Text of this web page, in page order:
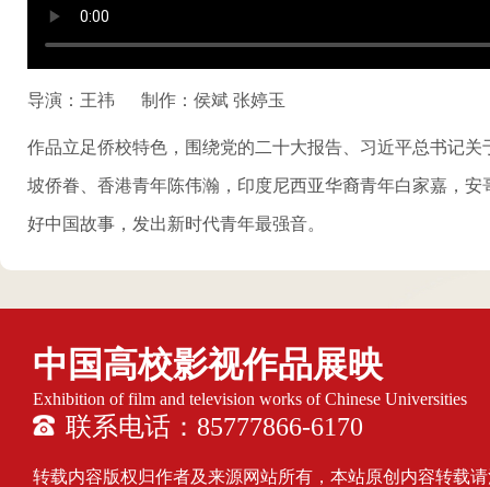
导演：王祎 制作：侯斌 张婷玉
作品立足侨校特色，围绕党的二十大报告、习近平总书记
坡侨眷、香港青年陈伟瀚，印度尼西亚华裔青年白家嘉，
好中国故事，发出新时代青年最强音。
中国高校影视作品展映
Exhibition of film and television works of Chinese Universities
联系电话：85777866-6170
转载内容版权归作者及来源网站所有，本站原创内容转载